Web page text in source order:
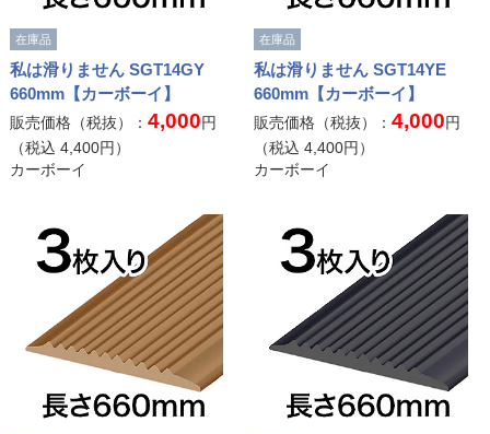
在庫品
私は滑りません SGT14GY
660mm【カーボーイ】
販売価格（税抜）： 4,000円
（税込 4,400円）
カーボーイ
在庫品
私は滑りません SGT14YE
660mm【カーボーイ】
販売価格（税抜）：4,000円
（税込4,400円）
カーボーイ